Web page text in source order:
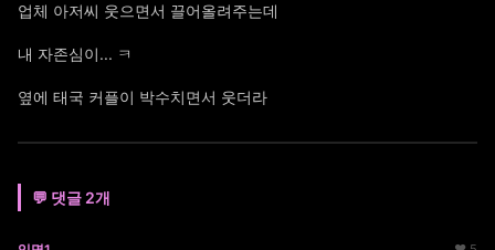
업체 아저씨 웃으면서 끌어올려주는데
내 자존심이... ㅋ
옆에 태국 커플이 박수치면서 웃더라
💬 댓글 2개